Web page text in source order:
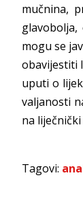
mučnina,
glavobolja,
mogu se
obavijestiti
uputi o
valjanosti
na
Tagovi: